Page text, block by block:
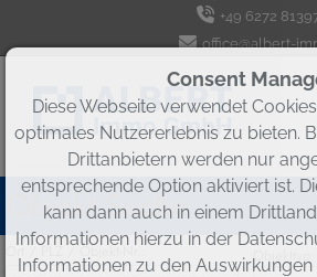
+49 6272
office@albert-
Objekt Suche
Ort / PLZ / Objekt-Nr.: Objekttyp:
Consent
Diese Webseite verwendet
optimales Nutzererlebnis zu bieten.
Drittanbietern werden nur
entsprechende Option aktiviert ist.
kann dann auch in einem
Informationen hierzu in der
Informationen zu den